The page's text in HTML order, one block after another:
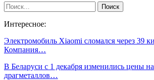
Интересное:
Электромобиль Xiaomi сломался через 39
Компания…
В Беларуси с 1 декабря изменились цены
драгметаллов…